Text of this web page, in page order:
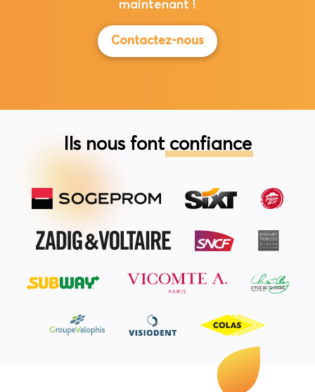
maintenant !
Contactez-nous
Ils nous font confiance